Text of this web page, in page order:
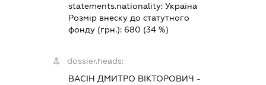
statements.nationality:Україна
Розмір внеску до статутного
фонду (грн.): 680 (34 %)
dossier.heads:
ВАСІН ДМИТРО ВІКТОРОВИЧ -